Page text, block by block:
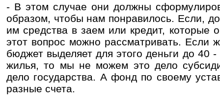
- В этом случае они должны
образом, чтобы нам понравилось. Если,
им средства в заем или кредит, которые
этот вопрос можно рассматривать. Если
бюджет выделяет для этого деньги до 40
жилья, то мы не можем это дело
дело государства. А фонд по своему
разные счета.